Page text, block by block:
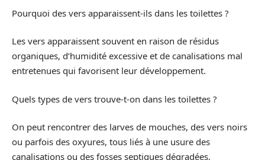
Pourquoi des vers apparaissent-ils dans les toilettes ?
Les vers apparaissent souvent en raison de résidus
organiques, d’humidité excessive et de canalisations mal
entretenues qui favorisent leur développement.
Quels types de vers trouve-t-on dans les toilettes ?
On peut rencontrer des larves de mouches, des vers noirs
ou parfois des oxyures, tous liés à une usure des
canalisations ou des fosses septiques dégradées.